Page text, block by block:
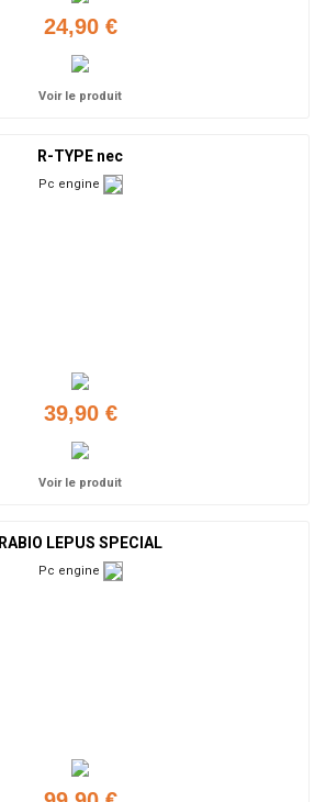
24,90 €
Voir le produit
R-TYPE nec
Pc engine
39,90 €
Voir le produit
RABIO LEPUS SPECIAL
Pc engine